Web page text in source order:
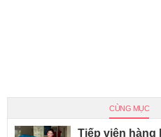
CÙNG MỤC
Tiếp viên hàng